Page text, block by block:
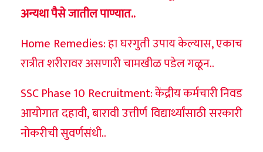
अन्यथा पैसे जातील पाण्यात..
Home Remedies: हा घरगुती उपाय केल्यास, एकाच
रात्रीत शरीरावर असणारी चामखीळ पडेल गळून..
SSC Phase 10 Recruitment: केंद्रीय कर्मचारी निवड
आयोगात दहावी, बारावी उत्तीर्ण विद्यार्थ्यांसाठी सरकारी
नोकरीची सुवर्णसंधी..